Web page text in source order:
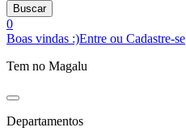
Buscar
0
Boas vindas :)Entre ou Cadastre-se
Tem no Magalu
Departamentos